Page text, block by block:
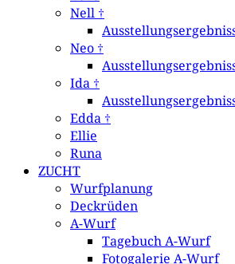
Nell †
Neo †
Ida †
Edda †
Ellie
Runa
ZUCHT
Wurfplanung
Deckrüden
A-Wurf
Tagebuch A-Wurf
Fotogalerie A-Wurf